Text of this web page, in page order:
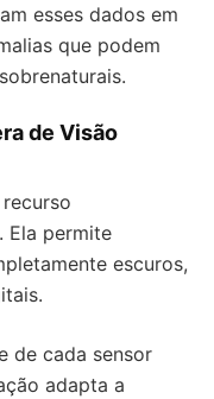
esses dados em
que podem
de Visão
Ela permite
escuros,
de cada sensor
adapta a